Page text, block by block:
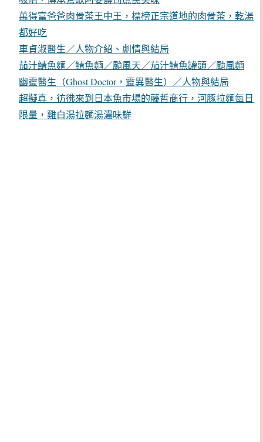
萬得富爸爸肉骨茶王中王，標榜正宗道地的肉骨茶，乾湯
都好吃
車貞淑醫生／人物介紹、劇情與結局
茄汁鯖魚麵／鯖魚麵／颱風天／茄汁鯖魚罐頭／颱風麵
幽靈醫生（Ghost Doctor，靈異醫生）／人物與結局
超擬真，彷彿來到日本魚市場的藤哲商行，河豚拉麵每日
限量，雞白湯拉麵湯濃味鮮